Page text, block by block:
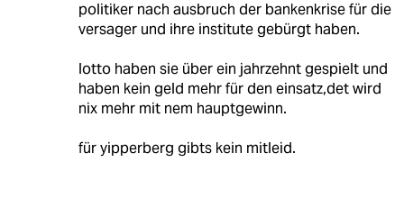
politiker nach ausbruch der bankenkrise für die
versager und ihre institute gebürgt haben.
lotto haben sie über ein jahrzehnt gespielt und
haben kein geld mehr für den einsatz,det wird
nix mehr mit nem hauptgewinn.
für yipperberg gibts kein mitleid.